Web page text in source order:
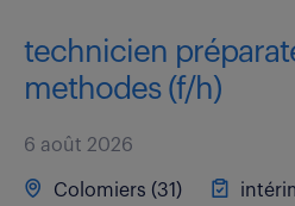
technicien
methodes (f/h)
6 août 2026
Colomiers (31)